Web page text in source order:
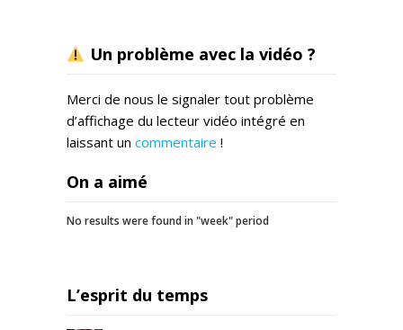
Un problème avec la vidéo ?
Merci de nous le signaler tout problème
d’affichage du lecteur vidéo intégré en
laissant un commentaire !
On a aimé
No results were found in "week" period
L’esprit du temps